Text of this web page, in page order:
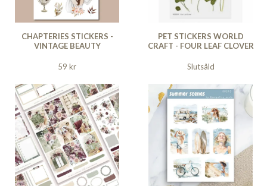
CHAPTERIES STICKERS -
VINTAGE BEAUTY
59 kr
PET STICKERS WORLD
CRAFT - FOUR LEAF CLOVER
Slutsåld